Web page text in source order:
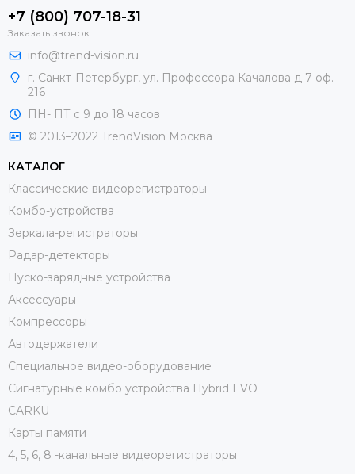
+7 (800) 707-18-31
Заказать звонок
info@trend-vision.ru
г. Санкт-Петербург, ул. Профессора Качалова д 7 оф.
216
ПН- ПТ с 9 до 18 часов
© 2013–2022 TrendVision Москва
КАТАЛОГ
Классические видеорегистраторы
Комбо-устройства
Зеркала-регистраторы
Радар-детекторы
Пуско-зарядные устройства
Аксессуары
Компрессоры
Автодержатели
Специальное видео-оборудование
Сигнатурные комбо устройства Hybrid EVO
CARKU
Карты памяти
4, 5, 6, 8 -канальные видеорегистраторы